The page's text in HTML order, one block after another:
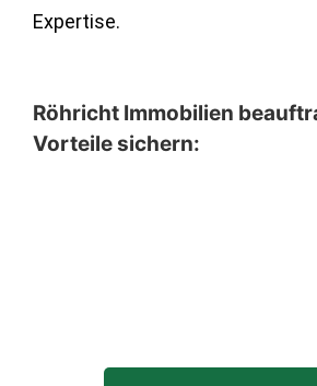
Expertise.
Röhricht Immobilien
Vorteile sichern: